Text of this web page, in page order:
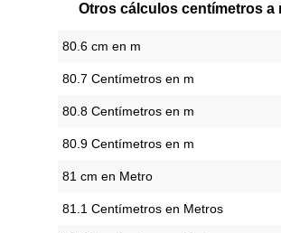
Otros cálculos centímetros a
80.6 cm en m
80.7 Centímetros en m
80.8 Centímetros en m
80.9 Centímetros en m
81 cm en Metro
81.1 Centímetros en Metros